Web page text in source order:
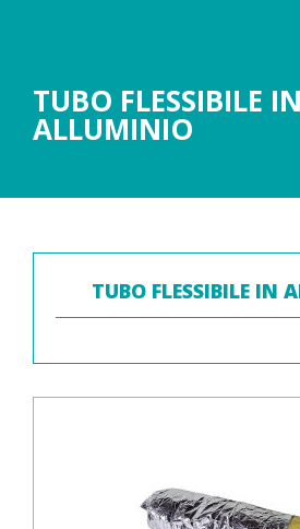
TUBO FLESSIBILE IN
ALLUMINIO
TUBO FLESSIBILE IN